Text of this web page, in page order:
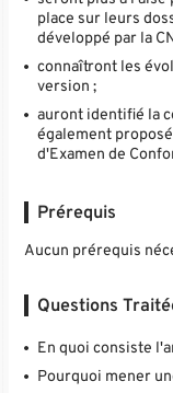
place sur leurs
développé par la
connaîtront les
version ;
auront identifié la
également
d'Examen de
Prérequis
Aucun prérequis
Questions
En quoi consiste
Pourquoi mener